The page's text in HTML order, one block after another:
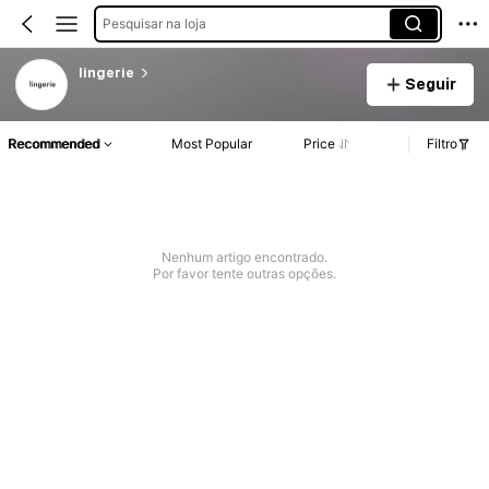
Pesquisar na loja
lingerie
Seguir
Recommended Most Popular Price Filtro
Nenhum artigo encontrado.
Por favor tente outras opções.